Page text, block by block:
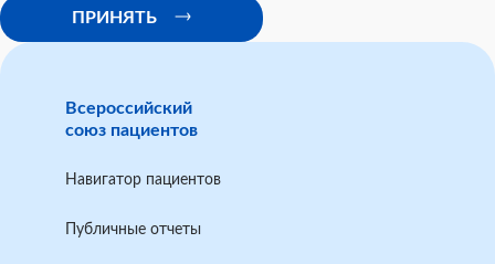
ПРИНЯТЬ
Всероссийский
союз пациентов
Навигатор пациентов
Публичные отчеты